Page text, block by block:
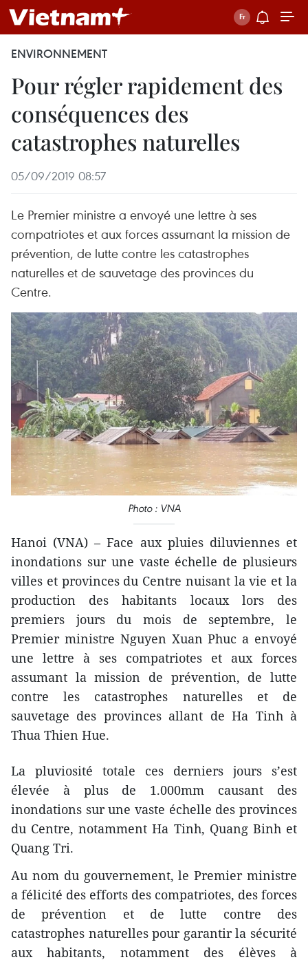
ENVIRONNEMENT
Pour régler rapidement des
conséquences des
catastrophes naturelles
05/09/2019 08:57
Le Premier ministre a envoyé une lettre à ses
compatriotes et aux forces assumant la mission de
prévention, de lutte contre les catastrophes
naturelles et de sauvetage des provinces du
Centre.
Photo : VNA
Hanoi (VNA) – Face aux pluies diluviennes et
inondations sur une vaste échelle de plusieurs
villes et provinces du Centre nuisant la vie et la
production des habitants locaux lors des
premiers jours du mois de septembre, le
Premier ministre Nguyen Xuan Phuc a envoyé
une lettre à ses compatriotes et aux forces
assumant la mission de prévention, de lutte
contre les catastrophes naturelles et de
sauvetage des provinces allant de Ha Tinh à
Thua Thien Hue.
La pluviosité totale ces derniers jours s’est
élevée à plus de 1.000mm causant des
inondations sur une vaste échelle des provinces
du Centre, notamment Ha Tinh, Quang Binh et
Quang Tri.
Au nom du gouvernement, le Premier ministre
a félicité des efforts des compatriotes, des forces
de prévention et de lutte contre des
catastrophes naturelles pour garantir la sécurité
aux habitants, notamment des élèves à